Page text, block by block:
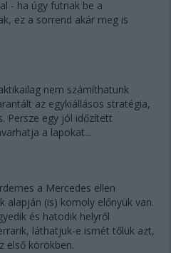
- ha úgy futnak be a
ez a sorrend akár meg is
nem számíthatunk
az egykiállásos stratégia,
Persze egy jól időzített
a lapokat...
a Mercedes ellen
alapján (is) komoly előnyük van.
és hatodik helyről
láthatjuk-e ismét tőlük azt,
első körökben.